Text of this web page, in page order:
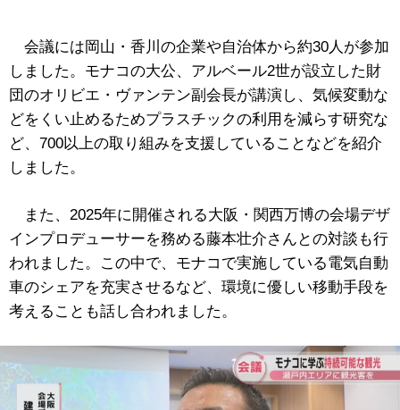
会議には岡山・香川の企業や自治体から約30人が参加
しました。モナコの大公、アルベール2世が設立した財
団のオリビエ・ヴァンテン副会長が講演し、気候変動な
どをくい止めるためプラスチックの利用を減らす研究な
ど、700以上の取り組みを支援していることなどを紹介
しました。
また、2025年に開催される大阪・関西万博の会場デザ
インプロデューサーを務める藤本壮介さんとの対談も行
われました。この中で、モナコで実施している電気自動
車のシェアを充実させるなど、環境に優しい移動手段を
考えることも話し合われました。